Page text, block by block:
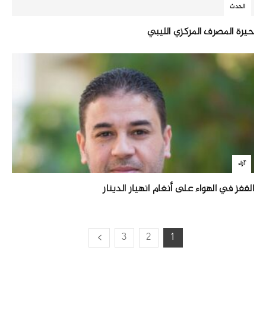
الحدث
حيرة المصرف المركزي الليبي
آراء
القفز في الهواء على أنغام انهيار الدينار
1
2
3